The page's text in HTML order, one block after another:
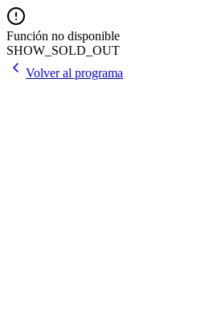
Función no disponible
SHOW_SOLD_OUT
Volver al programa